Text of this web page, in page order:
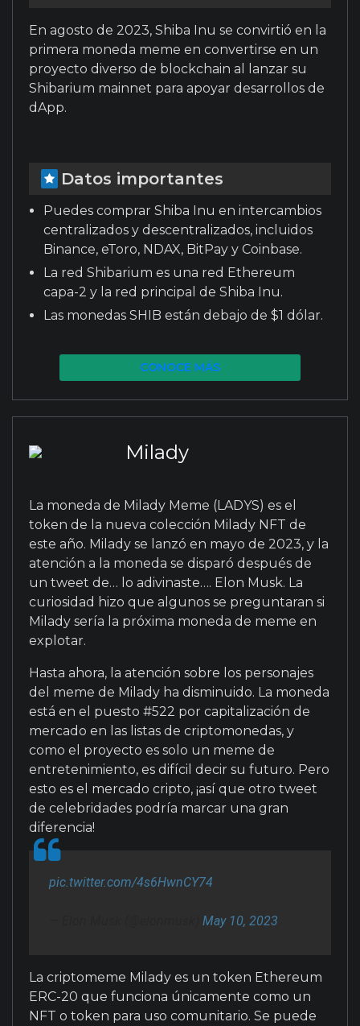
En agosto de 2023, Shiba Inu se convirtió en la
primera moneda meme en convertirse en un
proyecto diverso de blockchain al lanzar su
Shibarium mainnet para apoyar desarrollos de
dApp.
Datos importantes
Puedes comprar Shiba Inu en intercambios
centralizados y descentralizados, incluidos
Binance, eToro, NDAX, BitPay y Coinbase.
La red Shibarium es una red Ethereum
capa-2 y la red principal de Shiba Inu.
Las monedas SHIB están debajo de $1 dólar.
CONOCE MÁS
Milady
La moneda de Milady Meme (LADYS) es el
token de la nueva colección Milady NFT de
este año. Milady se lanzó en mayo de 2023, y la
atención a la moneda se disparó después de
un tweet de… lo adivinaste…. Elon Musk. La
curiosidad hizo que algunos se preguntaran si
Milady sería la próxima moneda de meme en
explotar.
Hasta ahora, la atención sobre los personajes
del meme de Milady ha disminuido. La moneda
está en el puesto #522 por capitalización de
mercado en las listas de criptomonedas, y
como el proyecto es solo un meme de
entretenimiento, es difícil decir su futuro. Pero
esto es el mercado cripto, ¡así que otro tweet
de celebridades podría marcar una gran
diferencia!
pic.twitter.com/4s6HwnCY74
May 10, 2023
La criptomeme Milady es un token Ethereum
ERC-20 que funciona únicamente como un
NFT o token para uso comunitario. Se puede